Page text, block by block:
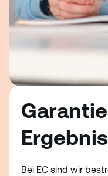
Bei EC sind wir